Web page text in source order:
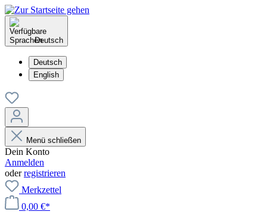
Deutsch
Deutsch
English
Menü schließen
Dein Konto
Anmelden
oderregistrieren
Merkzettel
0,00 €*